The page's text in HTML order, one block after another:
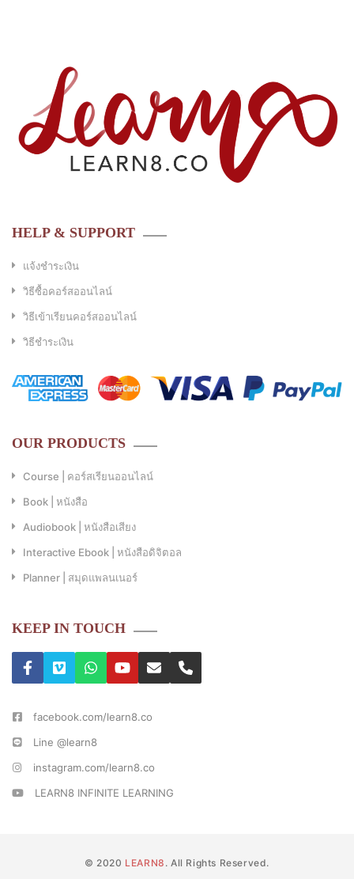
HELP & SUPPORT
แจ้งชำระเงิน
วิธีซื้อคอร์สออนไลน์
วิธีเข้าเรียนคอร์สออนไลน์
วิธีชำระเงิน
OUR PRODUCTS
Course | คอร์สเรียนออนไลน์
Book | หนังสือ
Audiobook | หนังสือเสียง
Interactive Ebook | หนังสือดิจิตอล
Planner | สมุดแพลนเนอร์
KEEP IN TOUCH
facebook.com/learn8.co
Line @learn8
instagram.com/learn8.co
LEARN8 INFINITE LEARNING
© 2020 LEARN8 . All Rights Reserved.